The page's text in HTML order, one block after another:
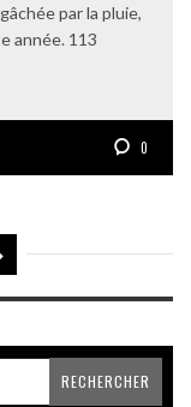
par la pluie,
année. 113
0